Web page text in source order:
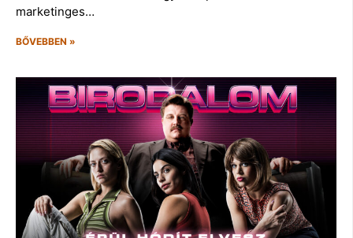
marketinges…
BŐVEBBEN »